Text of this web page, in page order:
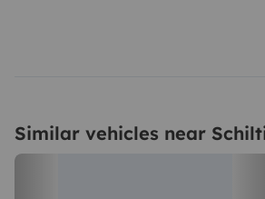
Similar vehicles near